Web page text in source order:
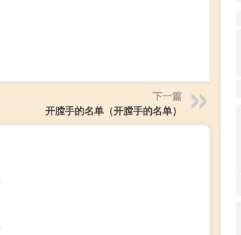
下一篇
开膛手的名单（开膛手的名单）